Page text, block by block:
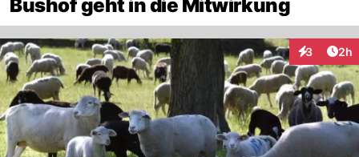
Bushof geht in die Mitwirkung
3 2h